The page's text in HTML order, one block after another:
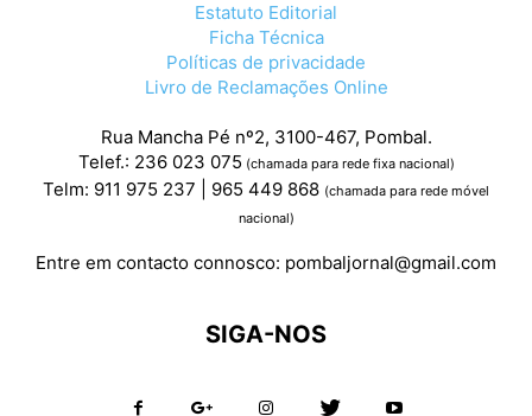
Estatuto Editorial
Ficha Técnica
Políticas de privacidade
Livro de Reclamações Online
Rua Mancha Pé nº2, 3100-467, Pombal.
Telef.: 236 023 075 (chamada para rede fixa nacional)
Telm: 911 975 237 | 965 449 868 (chamada para rede móvel
nacional)
Entre em contacto connosco: pombaljornal@gmail.com
SIGA-NOS